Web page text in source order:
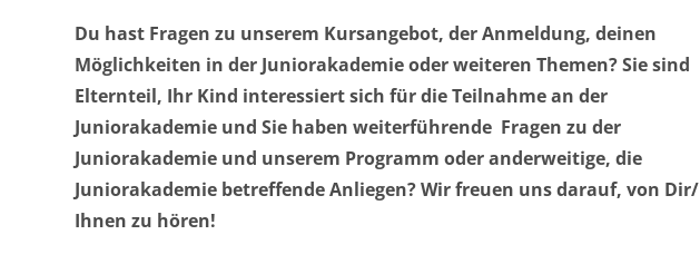
Du hast Fragen zu unserem Kursangebot, der Anmeldung, deinen
Möglichkeiten in der Juniorakademie oder weiteren Themen? Sie sind
Elternteil, Ihr Kind interessiert sich für die Teilnahme an der
Juniorakademie und Sie haben weiterführende Fragen zu der
Juniorakademie und unserem Programm oder anderweitige, die
Juniorakademie betreffende Anliegen? Wir freuen uns darauf, von Dir/
Ihnen zu hören!